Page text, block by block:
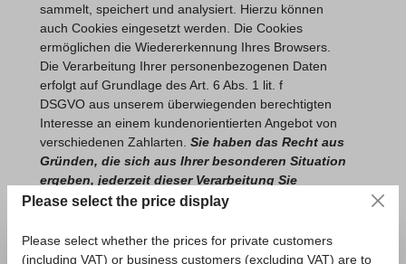
sammelt, speichert und analysiert. Hierzu können
auch Cookies eingesetzt werden. Die Cookies
ermöglichen die Wiedererkennung Ihres Browsers.
Die Verarbeitung Ihrer personenbezogenen Daten
erfolgt auf Grundlage des Art. 6 Abs. 1 lit. f
DSGVO aus unserem überwiegenden berechtigten
Interesse an einem kundenorientierten Angebot von
verschiedenen Zahlarten. Sie haben das Recht aus
Gründen, die sich aus Ihrer besonderen Situation
ergeben, jederzeit dieser Verarbeitung Sie
betreffender personenbezogener Daten zu
Mit Auswahl und Nutzung von “Amazon Payments”
werden die zur Zahlungsabwicklung erforderlichen
Please select the price display
Please select whether the prices for private customers
(including VAT) or business customers (excluding VAT) are to